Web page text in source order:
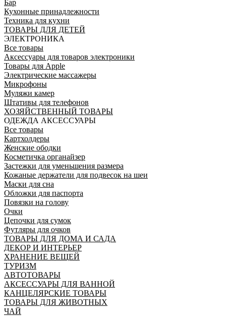
Бар
Кухонные принадлежности
Техника для кухни
ТОВАРЫ ДЛЯ ДЕТЕЙ
ЭЛЕКТРОНИКА
Все товары
Аксессуары для товаров электроники
Товары для Apple
Электрические массажеры
Микрофоны
Муляжи камер
Штативы для телефонов
ХОЗЯЙСТВЕННЫЙ ТОВАРЫ
ОДЕЖДА АКСЕССУАРЫ
Все товары
Картхолдеры
Женские ободки
Косметичка органайзер
Застежки для уменьшения размера
Кожаные держатели для подвесок на шеи
Маски для сна
Обложки для паспорта
Повязки на голову
Очки
Цепочки для сумок
Футляры для очков
ТОВАРЫ ДЛЯ ДОМА И САДА
ДЕКОР И ИНТЕРЬЕР
ХРАНЕНИЕ ВЕЩЕЙ
ТУРИЗМ
АВТОТОВАРЫ
АКСЕССУАРЫ ДЛЯ ВАННОЙ
КАНЦЕЛЯРСКИЕ ТОВАРЫ
ТОВАРЫ ДЛЯ ЖИВОТНЫХ
ЧАЙ